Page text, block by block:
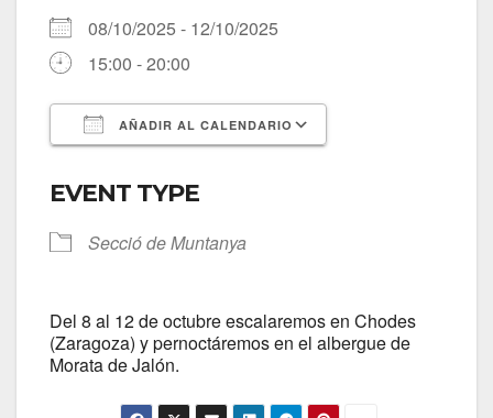
08/10/2025 - 12/10/2025
15:00 - 20:00
AÑADIR AL CALENDARIO
EVENT TYPE
Secció de Muntanya
Del 8 al 12 de octubre escalaremos en Chodes
(Zaragoza) y pernoctáremos en el albergue de
Morata de Jalón.